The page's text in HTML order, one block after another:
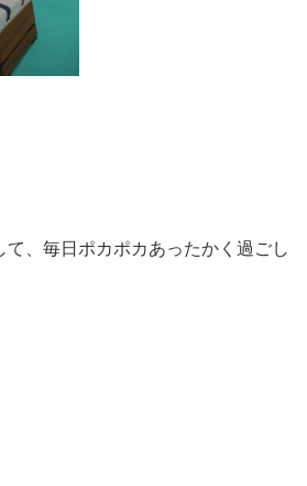
て、毎日ポカポカあったかく過ごし